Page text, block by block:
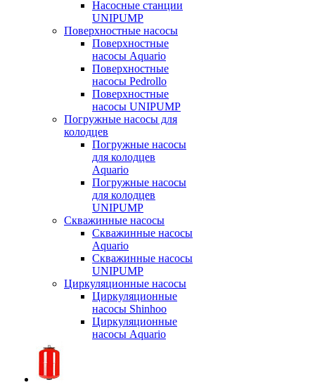
Насосные станции
UNIPUMP
Поверхностные насосы
Поверхностные
насосы Aquario
Поверхностные
насосы Pedrollo
Поверхностные
насосы UNIPUMP
Погружные насосы для
колодцев
Погружные насосы
для колодцев
Aquario
Погружные насосы
для колодцев
UNIPUMP
Скважинные насосы
Скважинные насосы
Aquario
Скважинные насосы
UNIPUMP
Циркуляционные насосы
Циркуляционные
насосы Shinhoo
Циркуляционные
насосы Aquario